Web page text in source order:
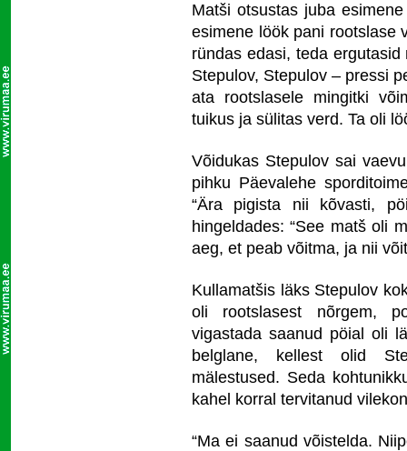
Matši otsustas juba
esimene löök pani rootslase
ründas edasi, teda ergutasid
Stepulov, Stepulov – pressi
ata rootslasele mingitki
tuikus ja sülitas verd. Ta oli
Võidukas Stepulov sai
pihku Päevalehe
“Ära pigista nii kõvasti,
hingeldades: “See matš oli
aeg, et peab võitma, ja nii
Kullamatšis läks Stepulov
oli rootslasest nõrgem,
vigastada saanud pöial oli
belglane, kellest olid
mälestused. Seda
kahel korral tervitanud
“Ma ei saanud võistelda.